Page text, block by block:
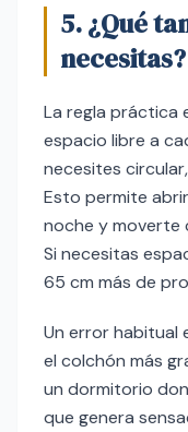
5. ¿Qué
necesitas?
La regla práctica
espacio libre a
necesites
Esto permite
noche y moverte
Si necesitas
65 cm más de
Un error habitual
el colchón más
un dormitorio
que genera